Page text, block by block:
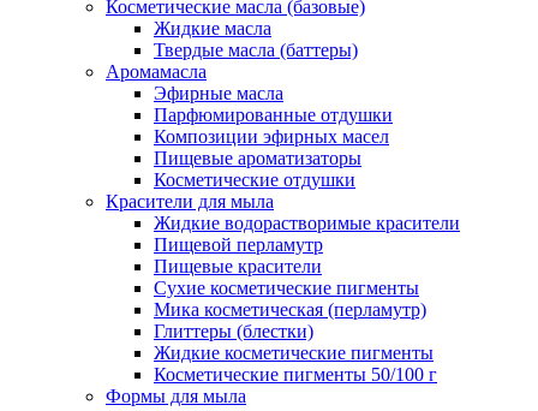
Косметические масла (базовые)
Жидкие масла
Твердые масла (баттеры)
Аромамасла
Эфирные масла
Парфюмированные отдушки
Композиции эфирных масел
Пищевые ароматизаторы
Косметические отдушки
Красители для мыла
Жидкие водорастворимые красители
Пищевой перламутр
Пищевые красители
Сухие косметические пигменты
Мика косметическая (перламутр)
Глиттеры (блестки)
Жидкие косметические пигменты
Косметические пигменты 50/100 г
Формы для мыла